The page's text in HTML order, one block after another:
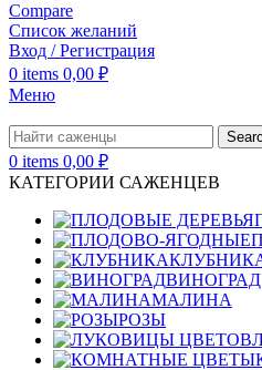
Compare
Список желаний
Вход / Регистрация
0 items 0,00 ₽
Меню
0 items 0,00 ₽
КАТЕГОРИИ САЖЕНЦЕВ
ВИНОГРАД
МАЛИНА
РОЗЫ